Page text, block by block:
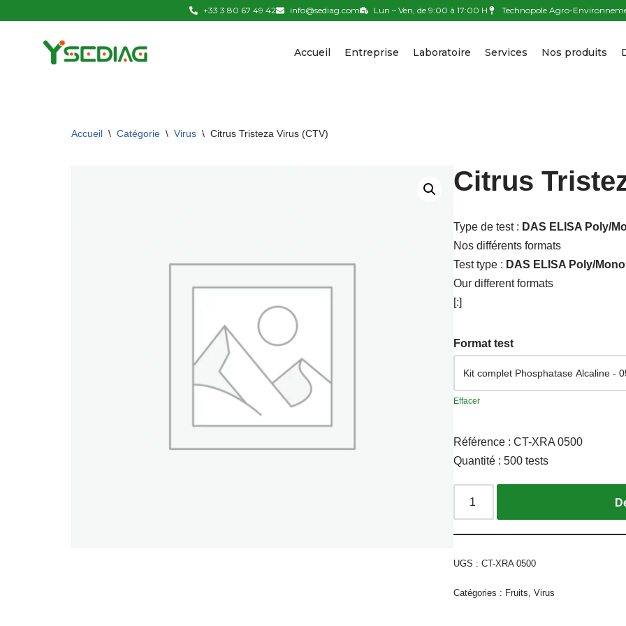
+33 3 80 67 49 42 info@sediag.com Lun – Ven, de 9:00 à 17:00 H Technopole Agro-
Accueil Entreprise Laboratoire Services Nos produits
Accueil \ Catégorie \ Virus \ Citrus Tristeza Virus (CTV)
Citrus
Type de test : DAS ELISA Poly/
Nos différents formats
Test type : DAS ELISA Poly/
Our different formats
[:]
Format test
Effacer
Référence : CT-XRA 0500
Quantité : 500 tests
UGS :CT-XRA 0500
Catégories : Fruits,Virus